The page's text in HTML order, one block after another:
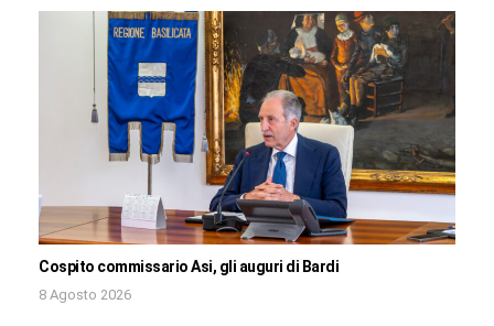
Cospito commissario Asi, gli auguri di Bardi
8 Agosto 2026